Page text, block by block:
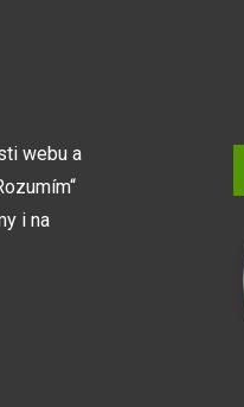
webu a
i na